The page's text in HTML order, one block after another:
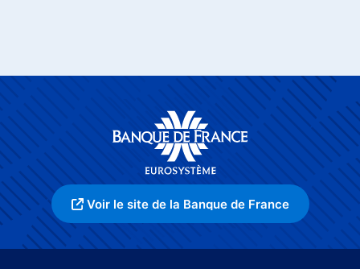
Voir le site de la Banque de France